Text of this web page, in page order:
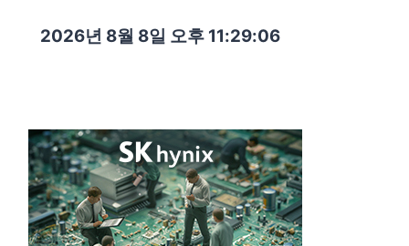
2026년 8월 8일 오후 11:29:07